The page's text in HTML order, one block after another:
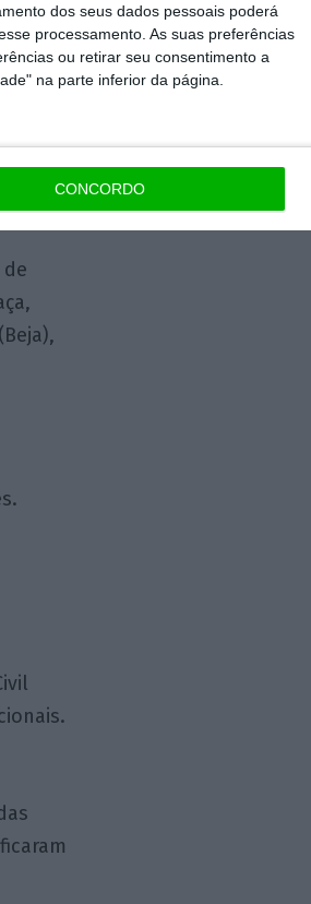
dos seus dados pessoais poderá
processamento. As suas preferências
ou retirar seu consentimento a
na parte inferior da página.
CONCORDO
tempo,